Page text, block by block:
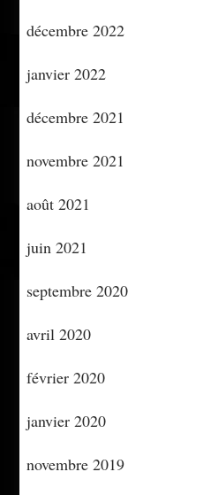
décembre 2022
janvier 2022
décembre 2021
novembre 2021
août 2021
juin 2021
septembre 2020
avril 2020
février 2020
janvier 2020
novembre 2019